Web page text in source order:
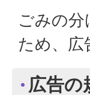
ごみの
ため、広
広告の